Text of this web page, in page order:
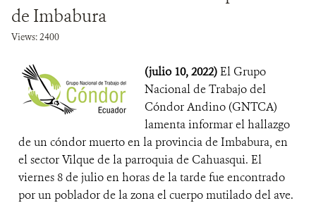
de Imbabura
Views: 2400
(julio 10, 2022)El Grupo
Nacional de Trabajo del
Cóndor Andino (GNTCA)
lamenta informar el hallazgo
de un cóndor muerto en la provincia de Imbabura, en
el sector Vilque de la parroquia de Cahuasqui. El
viernes 8 de julio en horas de la tarde fue encontrado
por un poblador de la zona el cuerpo mutilado del ave.